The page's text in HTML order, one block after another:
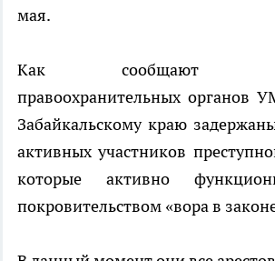
мая.
Как сообщают
правоохранительных органов
Забайкальскому краю
активных участников
которые активно
покровительством «вора в